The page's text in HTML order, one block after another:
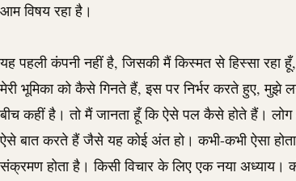
आम विषय रहा है।
यह पहली कंपनी नहीं है, जिसकी मैं किस्मत से हिस्सा
मेरी भूमिका को कैसे गिनते हैं, इस पर निर्भर करते हुए, मुझे
बीच कहीं है। तो मैं जानता हूँ कि ऐसे पल कैसे होते हैं।
ऐसे बात करते हैं जैसे यह कोई अंत हो। कभी-कभी ऐसा
संक्रमण होता है। किसी विचार के लिए एक नया अध्याय।